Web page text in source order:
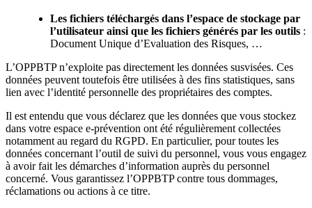
Les fichiers téléchargés dans l’espace de stockage par
l’utilisateur ainsi que les fichiers générés par les outils :
Document Unique d’Evaluation des Risques, …
L’OPPBTP n’exploite pas directement les données susvisées. Ces
données peuvent toutefois être utilisées à des fins statistiques, sans
lien avec l’identité personnelle des propriétaires des comptes.
Il est entendu que vous déclarez que les données que vous stockez
dans votre espace e-prévention ont été régulièrement collectées
notamment au regard du RGPD. En particulier, pour toutes les
données concernant l’outil de suivi du personnel, vous vous engagez
à avoir fait les démarches d’information auprès du personnel
concerné. Vous garantissez l’OPPBTP contre tous dommages,
réclamations ou actions à ce titre.